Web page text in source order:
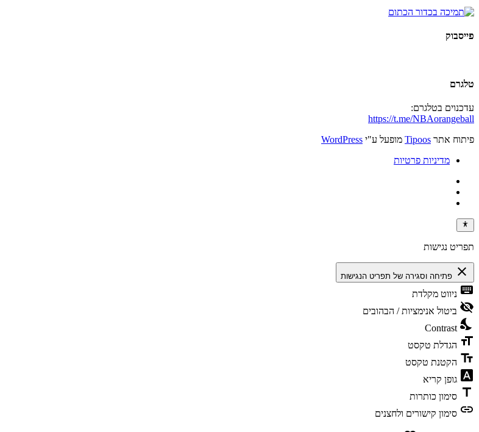
פייסבוק
טלגרם
עדכנוים בטלגרם:
https://t.me/NBAorangeball
פיתוח אתר Tipoos מופעל ע"י WordPress
מדיניות פרטיות
תפריט נגישות
close פתיחה וסגירה של תפריט הנגישות
keyboard ניווט מקלדת
visibility_off ביטול אנימציות / הבהובים
nights_stay
Contrast
format_size הגדלת טקסט
text_fields הקטנת טקסט
font_download גופן קריא
title סימון כותרות
link סימון קישורים ולחצנים